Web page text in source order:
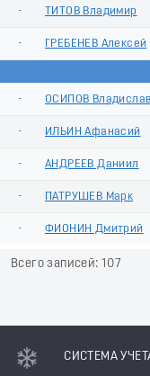
- ТИТОВ Владимир
- ГРЕБЕНЕВ Алексей
- ОСИПОВ Владислав
- ИЛЬИН Афанасий
- АНДРЕЕВ Даниил
- ПАТРУШЕВ Марк
- ФИОНИН Дмитрий
Всего записей: 107
СИСТЕМА